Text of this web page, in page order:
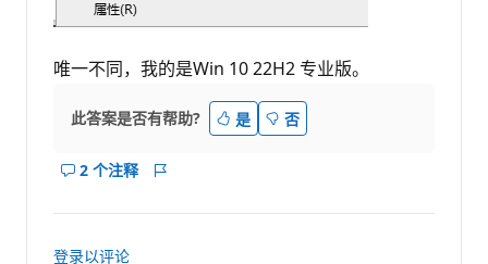
唯一不同，我的是Win 10 22H2 专业版。
此答案是否有帮助? 是 否
2 个注释
显
答
报
登录以评论